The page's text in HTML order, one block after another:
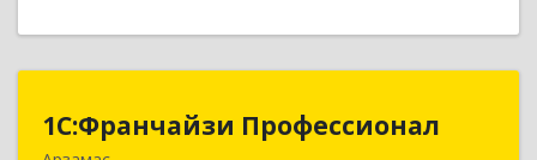
1С:Франчайзи Профессионал
1С:Франчайзи Профессионал